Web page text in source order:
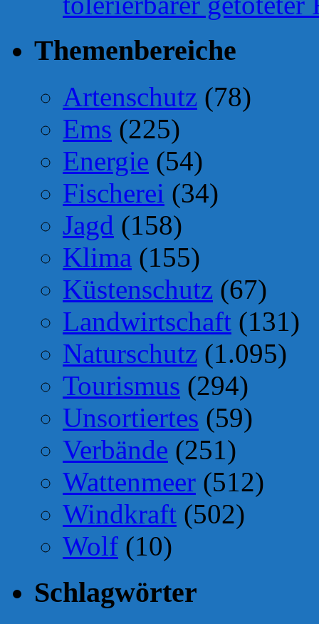
Themenbereiche
Artenschutz (78)
Ems (225)
Energie (54)
Fischerei (34)
Jagd (158)
Klima (155)
Küstenschutz (67)
Landwirtschaft (131)
Naturschutz (1.095)
Tourismus (294)
Unsortiertes (59)
Verbände (251)
Wattenmeer (512)
Windkraft (502)
Wolf (10)
Schlagwörter